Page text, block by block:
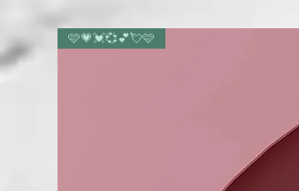
🩷💗💓💞💕💘🩷